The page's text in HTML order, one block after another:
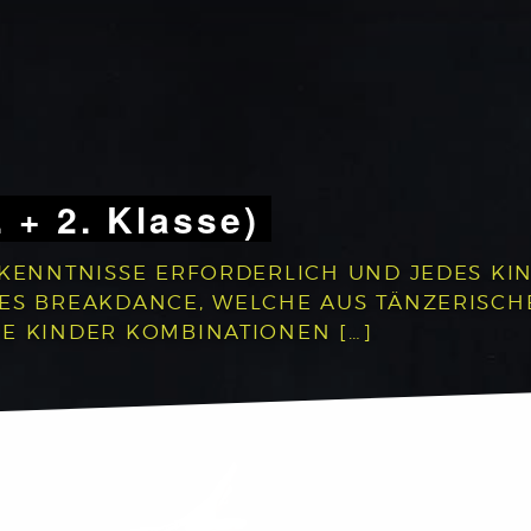
+ 2. Klasse)
ERFORDERLICH UND JEDES
BREAKDANCE, WELCHE AUS
KINDER KOMBINATIONEN […]